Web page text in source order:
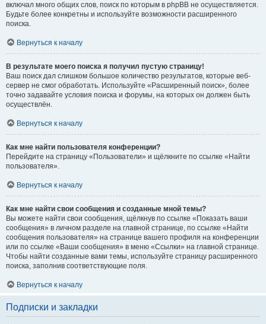
включал много общих слов, поиск по которым в phpBB не осуществляется.
Будьте более конкретны и используйте возможности расширенного
поиска.
Вернуться к началу
В результате моего поиска я получил пустую страницу!
Ваш поиск дал слишком большое количество результатов, которые веб-
сервер не смог обработать. Используйте «Расширенный поиск», более
точно задавайте условия поиска и форумы, на которых он должен быть
осуществлён.
Вернуться к началу
Как мне найти пользователя конференции?
Перейдите на страницу «Пользователи» и щёлкните по ссылке «Найти
пользователя».
Вернуться к началу
Как мне найти свои сообщения и созданные мной темы?
Вы можете найти свои сообщения, щёлкнув по ссылке «Показать ваши
сообщения» в личном разделе на главной странице, по ссылке «Найти
сообщения пользователя» на странице вашего профиля на конференции
или по ссылке «Ваши сообщения» в меню «Ссылки» на главной странице.
Чтобы найти созданные вами темы, используйте страницу расширенного
поиска, заполнив соответствующие поля.
Вернуться к началу
Подписки и закладки